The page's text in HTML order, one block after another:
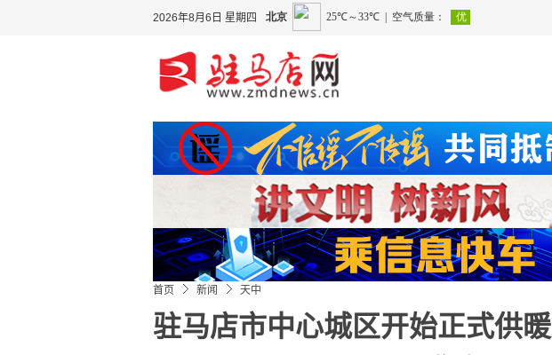
2026年8月6日 星期四
首页 新闻 天中
驻马店市中心城区开始正式供暖